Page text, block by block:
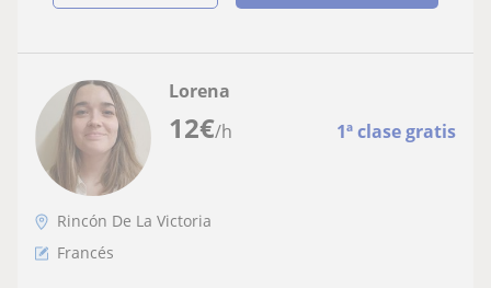
12€/h 1ª clase gratis
Lorena
Rincón De La Victoria
Francés